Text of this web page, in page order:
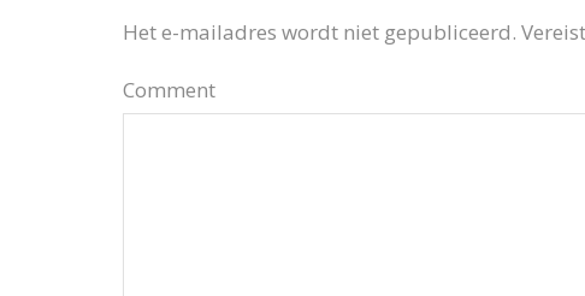
Het e-mailadres wordt niet gepubliceerd.
Comment